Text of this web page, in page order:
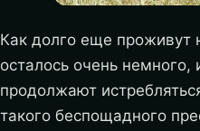
Как долго еще проживут
осталось очень
продолжают
такого беспощадного